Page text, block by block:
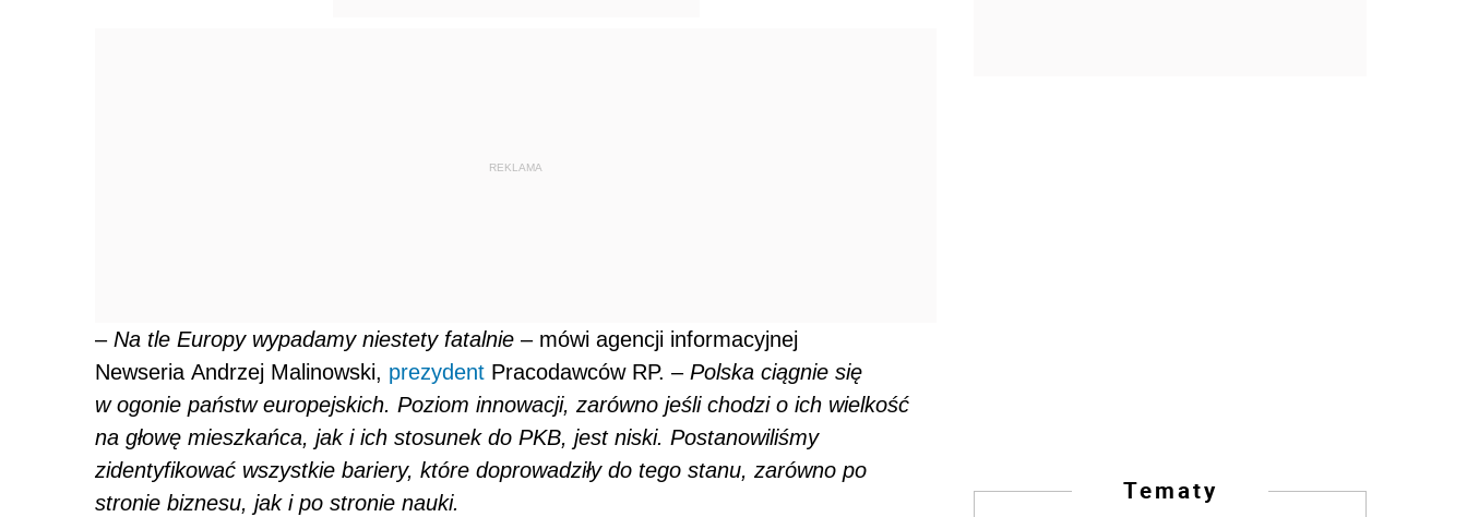
REKLAMA
– Na tle Europy wypadamy niestety fatalnie – mówi agencji informacyjnej
Newseria Andrzej Malinowski, prezydent Pracodawców RP. – Polska ciągnie się
w ogonie państw europejskich. Poziom innowacji, zarówno jeśli chodzi o ich wielkość
na głowę mieszkańca, jak i ich stosunek do PKB, jest niski. Postanowiliśmy
zidentyfikować wszystkie bariery, które doprowadziły do tego stanu, zarówno po
stronie biznesu, jak i po stronie nauki.
Tematy